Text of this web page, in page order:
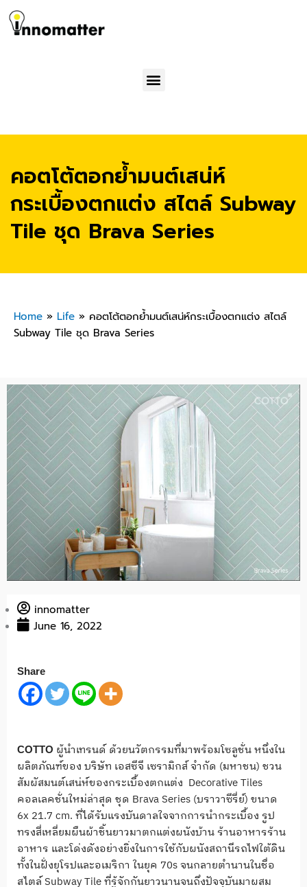
Menu
คอตโต้ตอกย้ำมนต์เสน่ห์
กระเบื้องตกแต่ง สไตล์ Subway
Tile ชุด Brava Series
Home » Life » คอตโต้ตอกย้ำมนต์เสน่ห์กระเบื้องตกแต่ง สไตล์
Subway Tile ชุด Brava Series
innomatter
June 16, 2022
Share
COTTO ผู้นำเทรนด์ ด้วยนวัตกรรมที่มาพร้อมโซลูชั่น หนึ่งใน
ผลิตภัณฑ์ของ บริษัท เอสซีจี เซรามิกส์ จำกัด (มหาชน) ชวน
สัมผัสมนต์เสน่ห์ของกระเบื้องตกแต่ง Decorative Tiles
คอลเลคชั่นใหม่ล่าสุด ชุด Brava Series (บราวาซีรี่ย์) ขนาด
6x 21.7 cm. ที่ได้รับแรงบันดาลใจจากการนำกระเบื้อง รูป
ทรงสี่เหลี่ยมผืนผ้าชิ้นยาวมาตกแต่งผนังบ้าน ร้านอาหารร้าน
อาหาร และโด่งดังอย่างยิ่งในการใช้กับผนังสถานีรถไฟใต้ดิน
ทั้งในฝั่งยุโรปและอเมริกา ในยุค 70s จนกลายตำนานในชื่อ
สไตล์ Subway Tile ที่รู้จักกันยาวนานจนถึงปัจจุบันมาผสม